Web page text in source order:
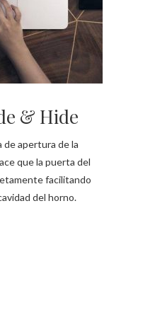
& Hide
de apertura de la
que la puerta del
facilitando
del horno.